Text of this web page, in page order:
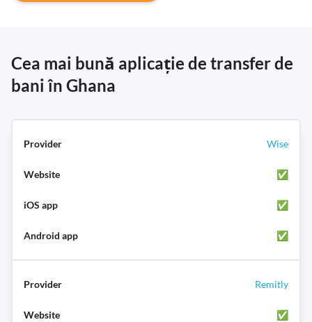
Cea mai bună aplicație de transfer de
bani în Ghana
Wise
✅
✅
✅
Remitly
✅